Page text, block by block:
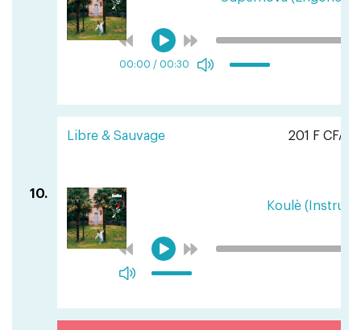
00:00 / 00:30
Libre & Sauvage 201 F CFA
10.
Koulè